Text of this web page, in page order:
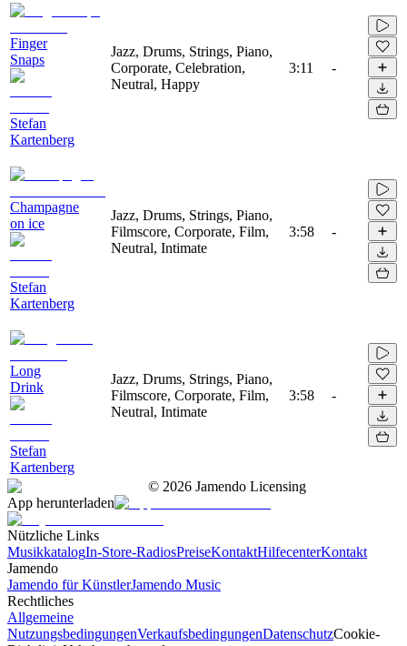
Finger
Snaps
Stefan
Kartenberg
Jazz, Drums, Strings, Piano,
Corporate, Celebration,
Neutral, Happy
3:11 -
Champagne
on ice
Stefan
Kartenberg
Jazz, Drums, Strings, Piano,
Filmscore, Corporate, Film,
Neutral, Intimate
3:58 -
Long
Drink
Stefan
Kartenberg
Jazz, Drums, Strings, Piano,
Filmscore, Corporate, Film,
Neutral, Intimate
3:58 -
© 2026 Jamendo Licensing
App herunterladen
Nützliche Links
MusikkatalogIn-Store-RadiosPreiseKontaktHilfecenterKontakt
Jamendo
Jamendo für KünstlerJamendo Music
Rechtliches
Allgemeine
NutzungsbedingungenVerkaufsbedingungenDatenschutzCookie-